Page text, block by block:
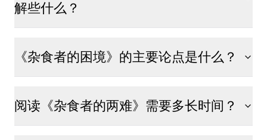
解些什么？
《杂食者的困境》的主要论点是什么？
阅读《杂食者的两难》需要多长时间？